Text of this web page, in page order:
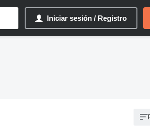
Iniciar sesión / Registro